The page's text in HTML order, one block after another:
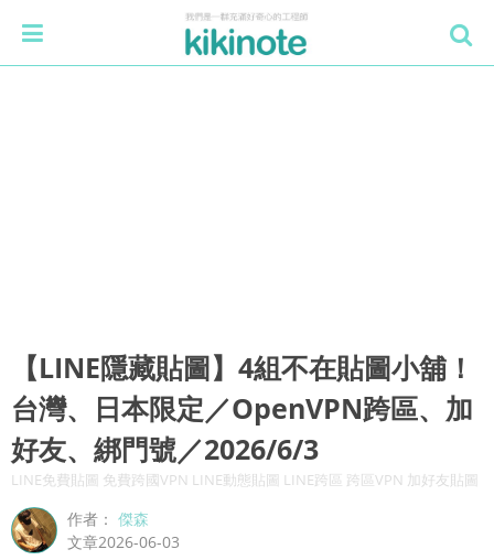
【LINE隱藏貼圖】4組不在貼圖小舖！
台灣、日本限定／OpenVPN跨區、加
好友、綁門號／2026/6/3
LINE免費貼圖 免費跨國VPN LINE動態貼圖 LINE跨區 跨區VPN 加好友貼圖
作者：傑森
文章2026-06-03